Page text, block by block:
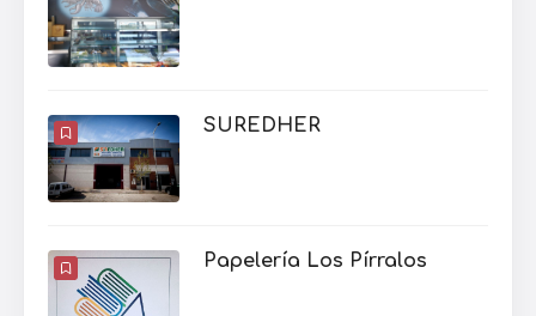
SUREDHER
Papelería Los Pírralos